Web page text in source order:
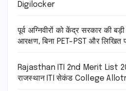
Digilocker
पूर्व अग्निवीरों को केंद्र सरकार की
आरक्षण, बिना PET-PST और लिखित
Rajasthan ITI 2nd Merit List
राजस्थान ITI सेकंड College